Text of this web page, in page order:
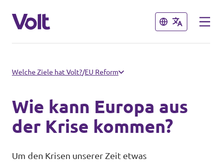
Schließen
Volt in Deutschland
Volt in deinem Bundesland
Volt Deutschland Merchandise Shop
Schließen
Programm
Welche Ziele hat Volt?/EU Reform
Wie kann Europa aus
der Krise kommen?
Um den Krisen unserer Zeit etwas